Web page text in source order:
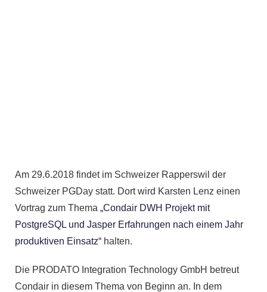
Am 29.6.2018 findet im Schweizer Rapperswil der
Schweizer PGDay statt. Dort wird Karsten Lenz einen
Vortrag zum Thema „Condair DWH Projekt mit
PostgreSQL und Jasper Erfahrungen nach einem Jahr
produktiven Einsatz“ halten.
Die PRODATO Integration Technology GmbH betreut
Condair in diesem Thema von Beginn an. In dem